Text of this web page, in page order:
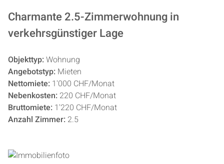
Charmante 2.5-Zimmerwohnung in
verkehrsgünstiger Lage
Objekttyp: Wohnung
Angebotstyp: Mieten
Nettomiete: 1'000 CHF/Monat
Nebenkosten: 220 CHF/Monat
Bruttomiete: 1'220 CHF/Monat
Anzahl Zimmer: 2.5